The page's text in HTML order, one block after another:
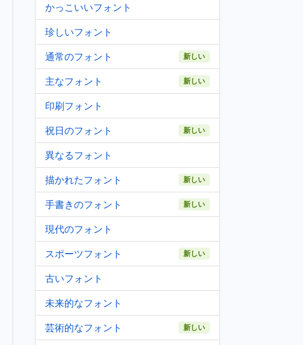
かっこいいフォント
珍しいフォント
通常のフォント
新しい
主なフォント 新しい
印刷フォント
祝日のフォント
新しい
異なるフォント
描かれたフォント
新しい
手書きのフォント 新しい
現代のフォント
スポーツフォント
新しい
古いフォント
未来的なフォント
芸術的なフォント
新しい